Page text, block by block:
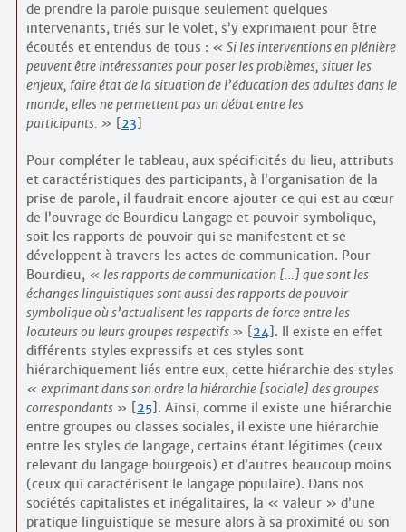
de prendre la parole puisque seulement quelques
intervenants, triés sur le volet, s’y exprimaient pour être
écoutés et entendus de tous :
Si les interventions en plénière
peuvent être intéressantes pour poser les problèmes, situer les
enjeux, faire état de la situation de l’éducation des adultes dans le
monde, elles ne permettent pas un débat entre les
participants.
23
Pour compléter le tableau, aux spécificités du lieu, attributs
et caractéristiques des participants, à l’organisation de la
prise de parole, il faudrait encore ajouter ce qui est au cœur
de l’ouvrage de Bourdieu Langage et pouvoir symbolique,
soit les rapports de pouvoir qui se manifestent et se
développent à travers les actes de communication. Pour
Bourdieu,
les rapports de communication […] que sont les
échanges linguistiques sont aussi des rapports de pouvoir
symbolique où s’actualisent les rapports de force entre les
locuteurs ou leurs groupes respectifs
24] . Il existe en effet
différents styles expressifs et ces styles sont
hiérarchiquement liés entre eux, cette hiérarchie des styles
exprimant dans son ordre la hiérarchie [sociale] des groupes
correspondants
25] . Ainsi, comme il existe une hiérarchie
entre groupes ou classes sociales, il existe une hiérarchie
entre les styles de langage, certains étant légitimes (ceux
relevant du langage bourgeois) et d’autres beaucoup moins
(ceux qui caractérisent le langage populaire). Dans nos
sociétés capitalistes et inégalitaires, la « valeur » d’une
pratique linguistique se mesure alors à sa proximité ou son